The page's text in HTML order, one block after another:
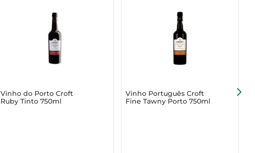
Vinho do Porto Croft
Ruby Tinto 750ml
Vinho Português Croft
Fine Tawny Porto 750ml